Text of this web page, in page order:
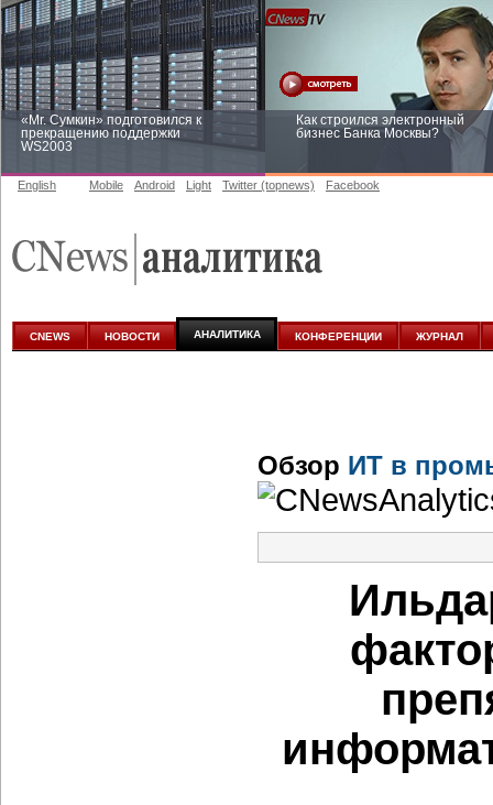
«Mr. Сумкин» подготовился к
прекращению поддержки
WS2003
Как строился электронный
бизнес Банка Москвы?
аналитике
English Mobile Android Light Twitter (topnews) Facebook
CNEWS НОВОСТИ АНАЛИТИКА КОНФЕРЕНЦИИ ЖУРНАЛ
Обзор ИТ в